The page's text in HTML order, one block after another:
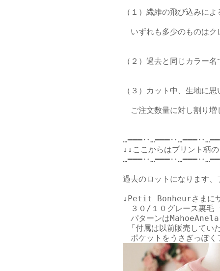
（１）繊維の飛び込みに
いずれも多少のものはク
（２）過去と同じカラー
（３）カット中、生地に
ご注文数量に対し割り増
↓↓ここからはプリント柄
過去のロットになります
↓Petit Bonheurさまにサ
３０/１０グレース裏毛
パターンはMahoeAnela
「付属は以前販売してい